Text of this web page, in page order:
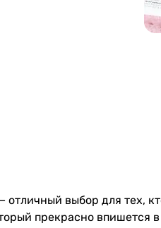
отличный выбор для тех,
прекрасно